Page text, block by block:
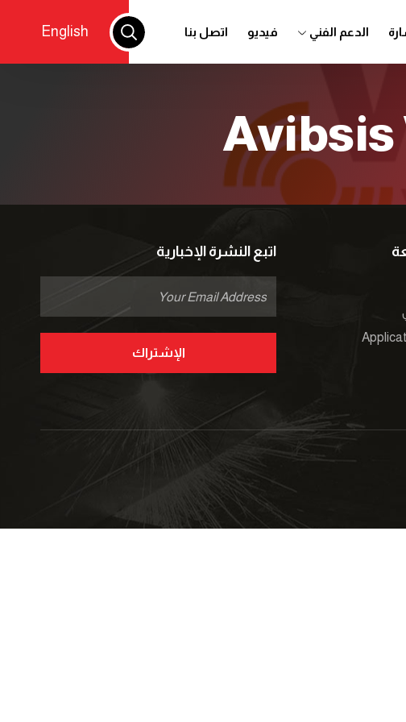
الدعم الفني فيديو اتصل بنا English
اتبع النشرة الإخبارية
الإشتراك